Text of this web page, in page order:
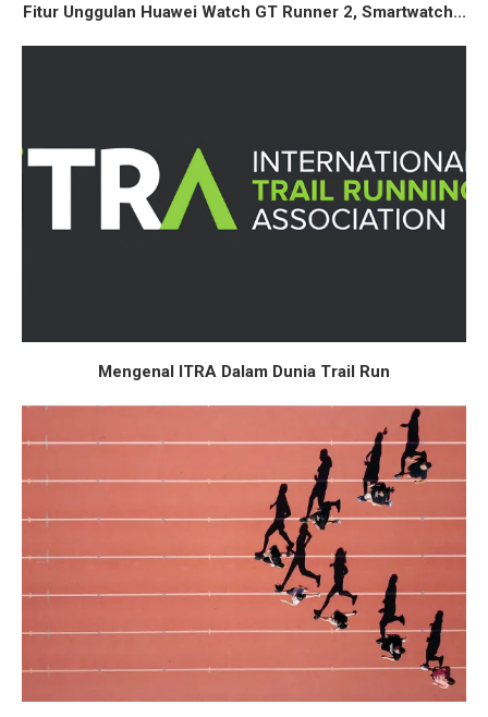
Fitur Unggulan Huawei Watch GT Runner 2, Smartwatch...
Mengenal ITRA Dalam Dunia Trail Run